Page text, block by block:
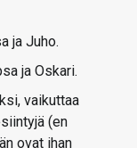
ja Juho.
ja Oskari.
vaikuttaa
(en
ovat ihan